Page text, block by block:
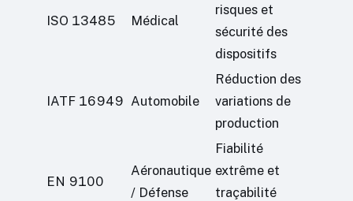
ISO 13485 Médical
risques et
sécurité des
dispositifs
IATF 16949 Automobile
Réduction des
variations de
production
EN 9100
Aéronautique
/ Défense
Fiabilité
extrême et
traçabilité